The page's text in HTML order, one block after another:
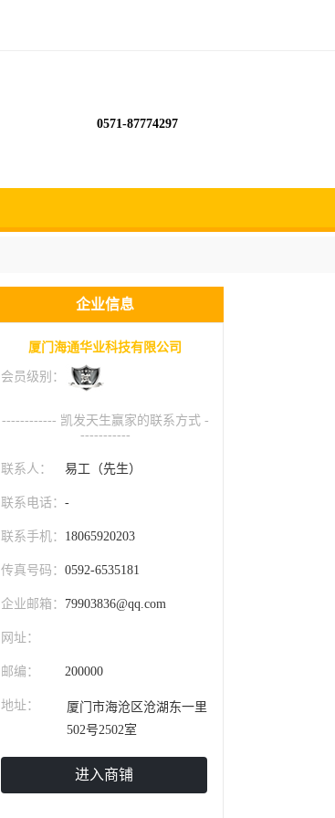
0571-87774297
企业信息
厦门海通华业科技有限公司
会员级别：
------------ 凯发天生赢家的联系方式 -
-----------
联系人： 易工（先生）
联系电话： -
联系手机： 18065920203
传真号码： 0592-6535181
企业邮箱： 79903836@qq.com
网址：
邮编： 200000
地址：
厦门市海沧区沧湖东一里
502号2502室
进入商铺